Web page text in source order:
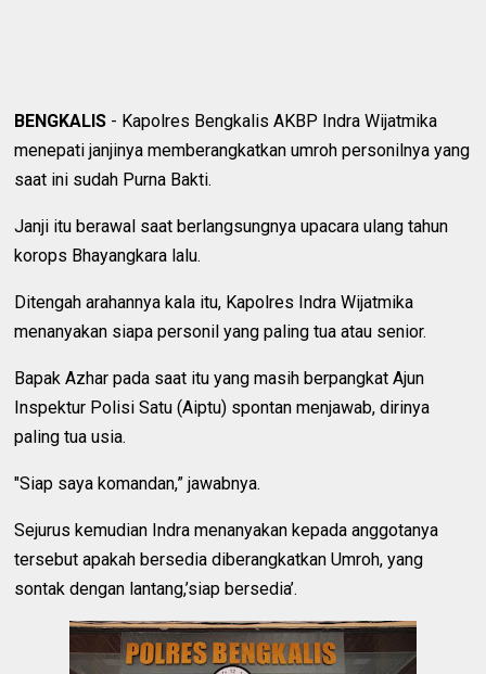
BENGKALIS - Kapolres Bengkalis AKBP Indra Wijatmika
menepati janjinya memberangkatkan umroh personilnya yang
saat ini sudah Purna Bakti.
Janji itu berawal saat berlangsungnya upacara ulang tahun
korops Bhayangkara lalu.
Ditengah arahannya kala itu, Kapolres Indra Wijatmika
menanyakan siapa personil yang paling tua atau senior.
Bapak Azhar pada saat itu yang masih berpangkat Ajun
Inspektur Polisi Satu (Aiptu) spontan menjawab, dirinya
paling tua usia.
"Siap saya komandan,” jawabnya.
Sejurus kemudian Indra menanyakan kepada anggotanya
tersebut apakah bersedia diberangkatkan Umroh, yang
sontak dengan lantang,’siap bersedia’.